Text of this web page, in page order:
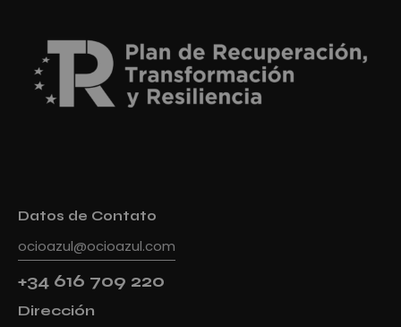
Datos de Contato
ocioazul@ocioazul.com
+34 616 709 220
Dirección